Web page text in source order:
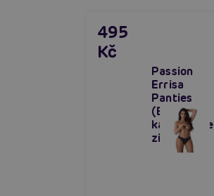
Passion
Errisa
Panties
(Black),
kalhotky se
zipem
495
Kč